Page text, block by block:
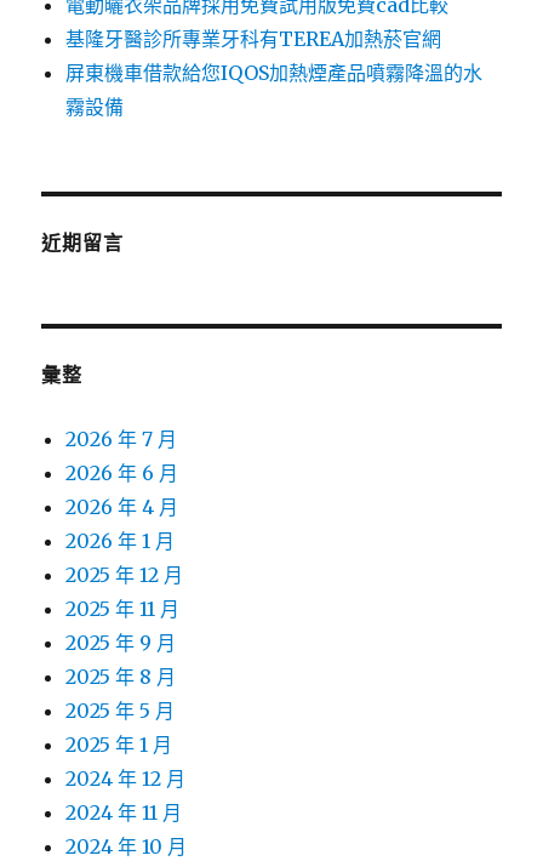
電動曬衣架品牌採用免費試用版免費cad比較
基隆牙醫診所專業牙科有TEREA加熱菸官網
屏東機車借款給您IQOS加熱煙產品噴霧降溫的水
霧設備
近期留言
彙整
2026 年 7 月
2026 年 6 月
2026 年 4 月
2026 年 1 月
2025 年 12 月
2025 年 11 月
2025 年 9 月
2025 年 8 月
2025 年 5 月
2025 年 1 月
2024 年 12 月
2024 年 11 月
2024 年 10 月